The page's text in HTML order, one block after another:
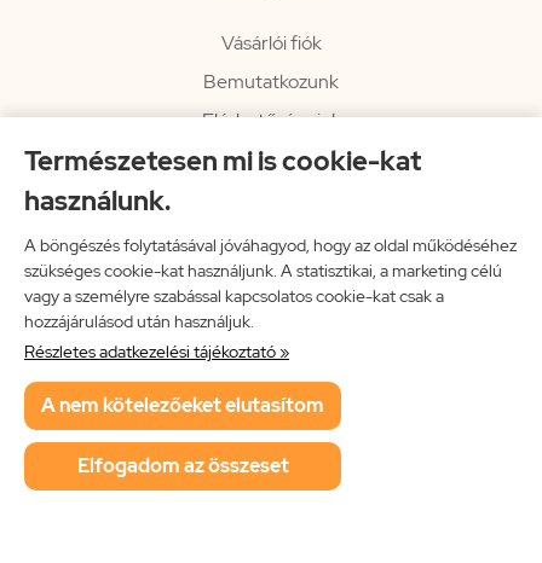
Természetesen mi is cookie-kat
használunk.
A böngészés folytatásával jóváhagyod, hogy az oldal működéséhez
szükséges cookie-kat használjunk. A statisztikai, a marketing célú
vagy a személyre szabással kapcsolatos cookie-kat csak a
hozzájárulásod után használjuk.
Részletes adatkezelési tájékoztató »
A nem kötelezőeket elutasítom
Elfogadom az összeset
Vásárlói fiók
Bemutatkozunk
Elérhetőségeink
Hírlevél
Impresszum
Vissza a főoldalra
Neon Music Hungary Bt.
ÁSZF
Adatkezelési tájékoztató